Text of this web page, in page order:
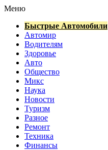
Меню
Быстрые Автомобили
Автомир
Водителям
Здоровье
Авто
Общество
Микс
Наука
Новости
Туризм
Разное
Ремонт
Техника
Финансы